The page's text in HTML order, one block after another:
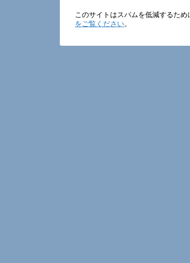
このサイトはスパムを低減するため
をご覧ください。